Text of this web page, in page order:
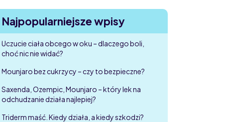
Najpopularniejsze wpisy
Uczucie ciała obcego w oku – dlaczego boli,
choć nic nie widać?
Mounjaro bez cukrzycy – czy to bezpieczne?
Saxenda, Ozempic, Mounjaro – który lek na
odchudzanie działa najlepiej?
Triderm maść. Kiedy działa, a kiedy szkodzi?